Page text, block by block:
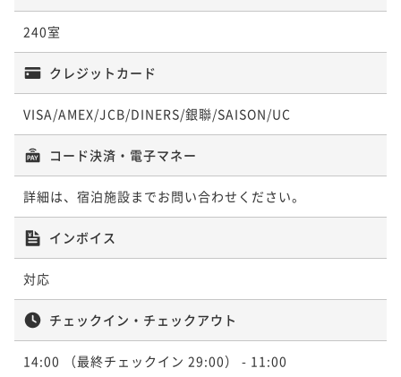
240室
クレジットカード
VISA/AMEX/JCB/DINERS/銀聯/SAISON/UC
コード決済・電子マネー
詳細は、宿泊施設までお問い合わせください。
インボイス
対応
チェックイン・チェックアウト
14:00 （最終チェックイン 29:00） - 11:00